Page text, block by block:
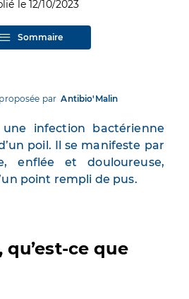
le 12/10/2023
Sommaire
par Antibio'Malin
infection bactérienne
poil. Il se manifeste par
enflée et douloureuse,
point rempli de pus.
ce que